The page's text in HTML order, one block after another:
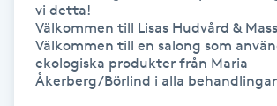
Kosmetisk tatuering
Kostrådgivning
vi detta!
Välkommen till Lisas Hudvård &
Välkommen till en salong som
ekologiska produkter från Maria
Åkerberg/Börlind i alla